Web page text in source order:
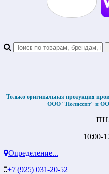
Только оригинальная продукция
ООО "Полисепт" и
10:00-
Определение...
+7 (925) 031-20-52